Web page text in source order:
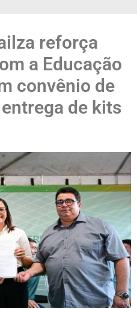
reforça
a Educação
convênio de
de kits